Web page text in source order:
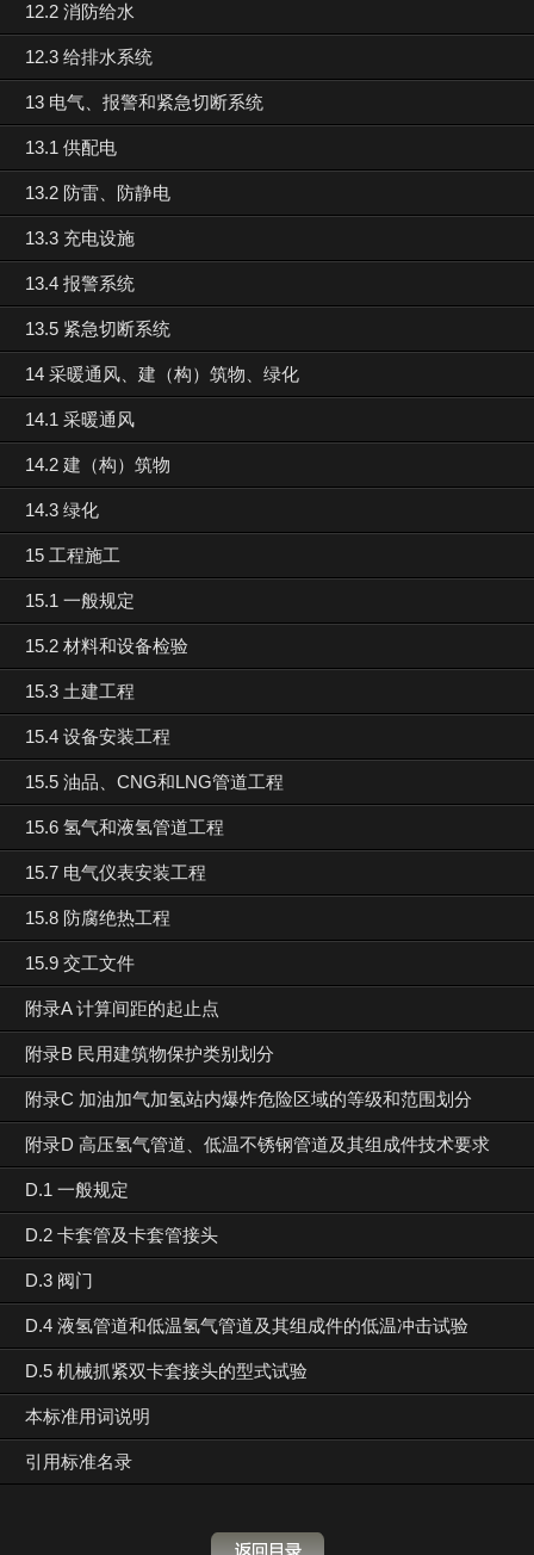
12.2 消防给水
12.3 给排水系统
13 电气、报警和紧急切断系统
13.1 供配电
13.2 防雷、防静电
13.3 充电设施
13.4 报警系统
13.5 紧急切断系统
14 采暖通风、建（构）筑物、绿化
14.1 采暖通风
14.2 建（构）筑物
14.3 绿化
15 工程施工
15.1 一般规定
15.2 材料和设备检验
15.3 土建工程
15.4 设备安装工程
15.5 油品、CNG和LNG管道工程
15.6 氢气和液氢管道工程
15.7 电气仪表安装工程
15.8 防腐绝热工程
15.9 交工文件
附录A 计算间距的起止点
附录B 民用建筑物保护类别划分
附录C 加油加气加氢站内爆炸危险区域的等级和范围划分
附录D 高压氢气管道、低温不锈钢管道及其组成件技术要求
D.1 一般规定
D.2 卡套管及卡套管接头
D.3 阀门
D.4 液氢管道和低温氢气管道及其组成件的低温冲击试验
D.5 机械抓紧双卡套接头的型式试验
本标准用词说明
引用标准名录